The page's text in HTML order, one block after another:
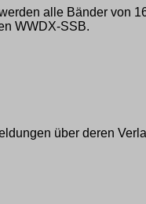
alle Bänder von
WWDX-SSB.
über deren